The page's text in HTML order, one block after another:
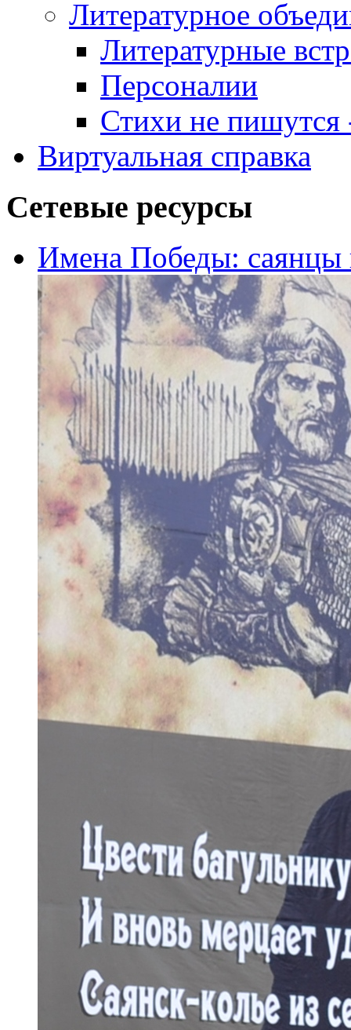
Литературное
Литературные
Персоналии
Стихи не пишутся
Виртуальная справка
Сетевые ресурсы
Имена Победы: саянцы